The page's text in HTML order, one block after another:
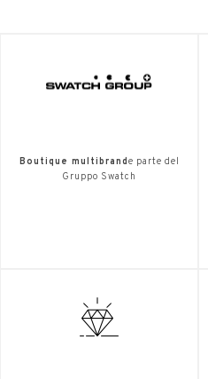
Boutique multibrand e parte del
Gruppo Swatch